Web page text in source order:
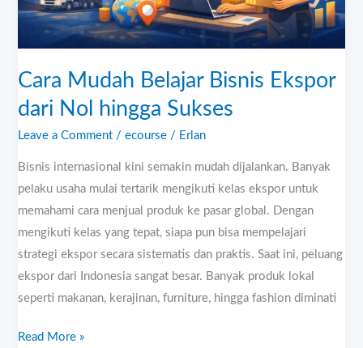
Cara Mudah Belajar Bisnis Ekspor
dari Nol hingga Sukses
Leave a Comment /ecourse / Erlan
Bisnis internasional kini semakin mudah dijalankan. Banyak
pelaku usaha mulai tertarik mengikuti kelas ekspor untuk
memahami cara menjual produk ke pasar global. Dengan
mengikuti kelas yang tepat, siapa pun bisa mempelajari
strategi ekspor secara sistematis dan praktis. Saat ini, peluang
ekspor dari Indonesia sangat besar. Banyak produk lokal
seperti makanan, kerajinan, furniture, hingga fashion diminati
Sukses
Read More »